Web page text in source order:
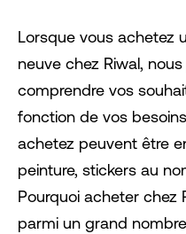
Lorsque vous achetez
neuve chez Riwal,
comprendre vos
fonction de vos
achetez peuvent être
peinture, stickers au
Pourquoi acheter chez
parmi un grand